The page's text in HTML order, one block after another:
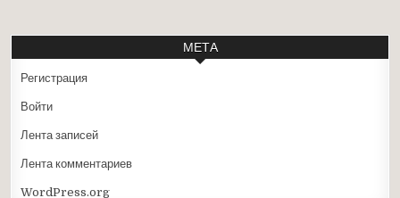
МЕТА
Регистрация
Войти
Лента записей
Лента комментариев
WordPress.org